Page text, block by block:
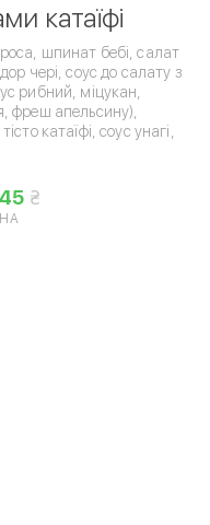
катаїфі
шпинат бебі, салат
чері, соус до салату з
рибний, міцукан,
фреш апельсину),
катаїфі, соус унагі,